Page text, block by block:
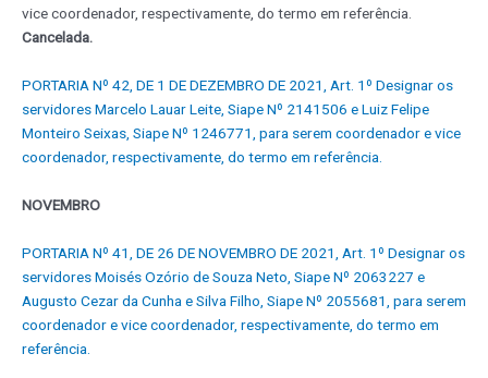
vice coordenador, respectivamente, do termo em referência.
Cancelada.
PORTARIA Nº 42, DE 1 DE DEZEMBRO DE 2021, Art. 1º Designar os
servidores Marcelo Lauar Leite, Siape Nº 2141506 e Luiz Felipe
Monteiro Seixas, Siape Nº 1246771, para serem coordenador e vice
coordenador, respectivamente, do termo em referência.
NOVEMBRO
PORTARIA Nº 41, DE 26 DE NOVEMBRO DE 2021, Art. 1º Designar os
servidores Moisés Ozório de Souza Neto, Siape Nº 2063227 e
Augusto Cezar da Cunha e Silva Filho, Siape Nº 2055681, para serem
coordenador e vice coordenador, respectivamente, do termo em
referência.